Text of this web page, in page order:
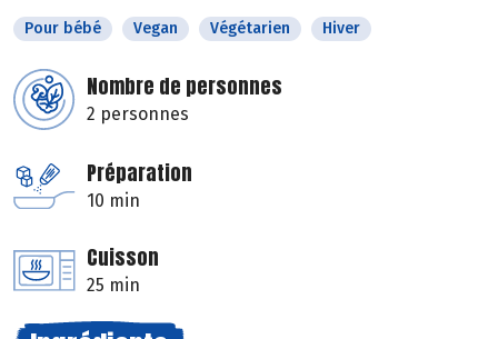
Pour bébé Vegan Végétarien Hiver
Nombre de personnes
2 personnes
Préparation
10 min
Cuisson
25 min